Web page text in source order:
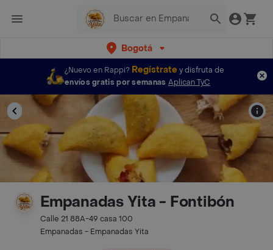
Bogotá
¿Nuevo en Rappi? Regístratey disfruta de
envíos gratis por semanas Aplican TyC
Empanadas Yita - Fontibón
Calle 21 88A-49 casa 100
Empanadas - Empanadas Yita